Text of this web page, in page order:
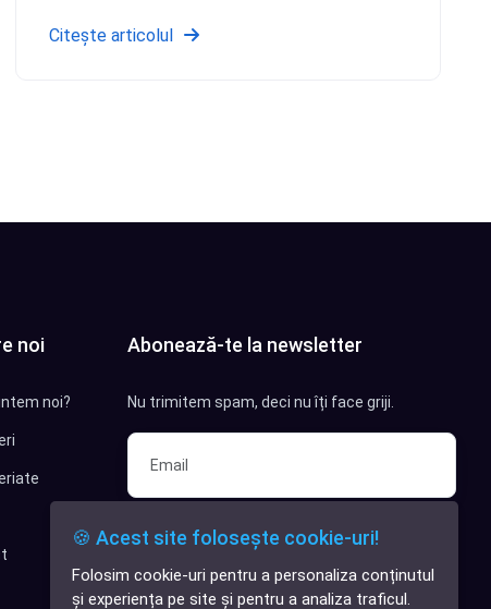
✕
Citește articolul
noi
noi?
Abonează-te la newsletter
Nu trimitem spam, deci nu îți face griji.
Sunt interesat de clienți pentru
compania mea IT
Sunt interesat de achiziții software
🍪 Acest site folosește cookie-uri!
Folosim cookie-uri pentru a personaliza conținutul
și experiența pe site și pentru a analiza traficul.